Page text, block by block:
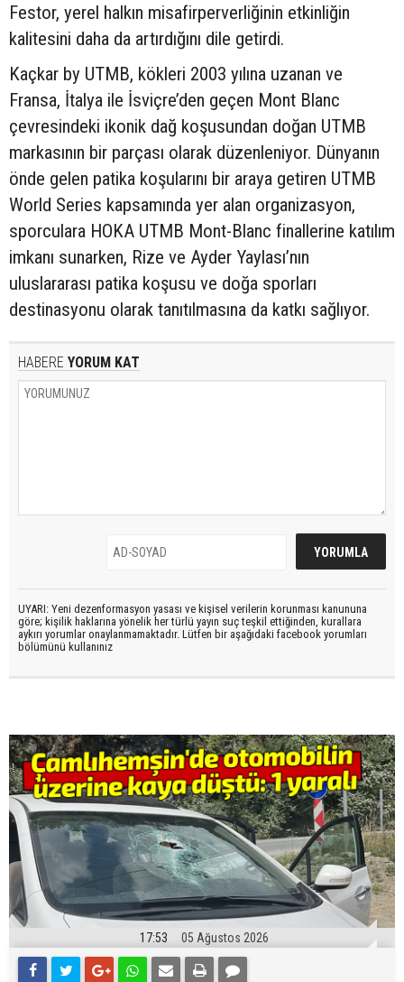
Festor, yerel halkın misafirperverliğinin etkinliğin
kalitesini daha da artırdığını dile getirdi.
Kaçkar by UTMB, kökleri 2003 yılına uzanan ve
Fransa, İtalya ile İsviçre’den geçen Mont Blanc
çevresindeki ikonik dağ koşusundan doğan UTMB
markasının bir parçası olarak düzenleniyor. Dünyanın
önde gelen patika koşularını bir araya getiren UTMB
World Series kapsamında yer alan organizasyon,
sporculara HOKA UTMB Mont-Blanc finallerine katılım
imkanı sunarken, Rize ve Ayder Yaylası’nın
uluslararası patika koşusu ve doğa sporları
destinasyonu olarak tanıtılmasına da katkı sağlıyor.
HABERE YORUM KAT
UYARI: Yeni dezenformasyon yasası ve kişisel verilerin korunması kanununa
göre; kişilik haklarına yönelik her türlü yayın suç teşkil ettiğinden, kurallara
aykırı yorumlar onaylanmamaktadır. Lütfen bir aşağıdaki facebook yorumları
bölümünü kullanınız
17:53 05 Ağustos 2026